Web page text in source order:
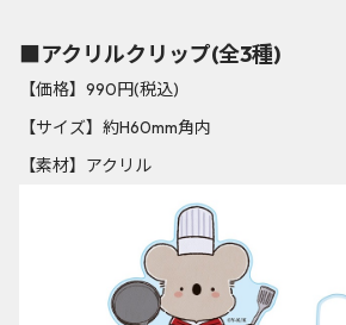
■アクリルクリップ(全3種)
【価格】990円(税込)
【サイズ】約H60mm角内
【素材】アクリル